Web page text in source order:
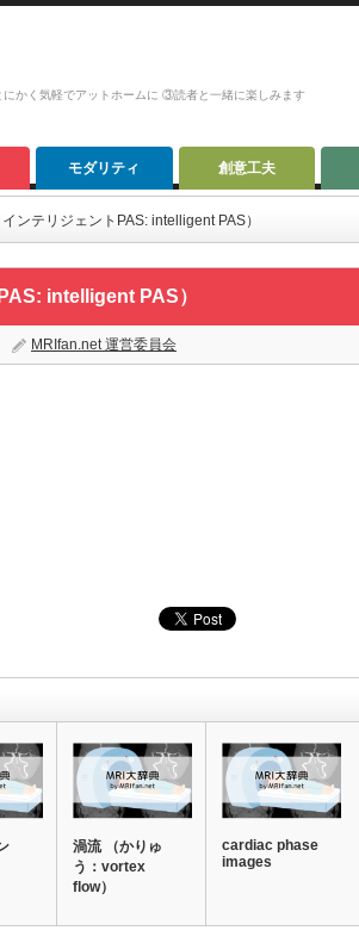
かく気軽でアットホームに ③読者と一緒に楽しみます
モダリティ 創意工夫
ンテリジェントPAS: intelligent PAS）
intelligent PAS）
MRIfan.net 運営委員会
渦流 （かりゅ
う：vortex
flow）
cardiac phase
images